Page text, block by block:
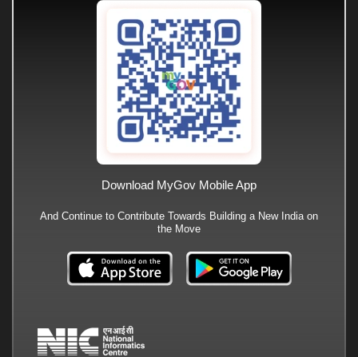
Download MyGov Mobile App
And Continue to Contribute Towards Building a New India on
the Move